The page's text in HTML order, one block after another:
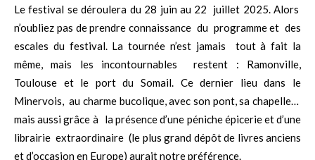
Le festival se déroulera du 28 juin au 22 juillet 2025. Alors
n’oubliez pas de prendre connaissance du programme et des
escales du festival. La tournée n’est jamais tout à fait la
même, mais les incontournables restent : Ramonville,
Toulouse et le port du Somail. Ce dernier lieu dans le
Minervois, au charme bucolique, avec son pont, sa chapelle…
mais aussi grâce à la présence d’une péniche épicerie et d’une
librairie extraordinaire (le plus grand dépôt de livres anciens
et d’occasion en Europe) aurait notre préférence.